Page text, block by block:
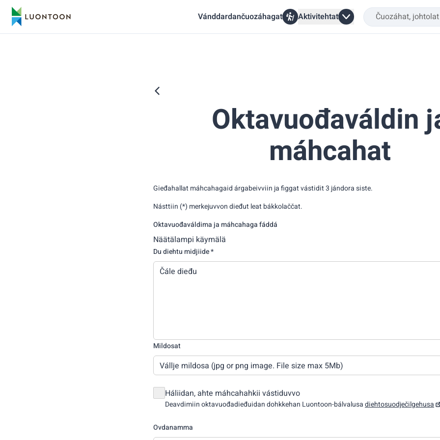
Vánddardančuozáhagat Aktivitehtat
Oktavuođaváldin
máhcahat
Gieđahallat máhcahagaid árgabeivviin ja figgat vástidit 3 jándora siste.
Násttiin (*) merkejuvvon dieđut leat bákkolaččat.
Oktavuođaváldima ja máhcahaga fáddá
Näätälampi käymälä
Du diehtu midjiide *
Mildosat
Vállje mildosa (jpg or png image. File size max 5Mb)
Háliidan, ahte máhcahahkii vástiduvvo
Deavdimiin oktavuođadieđuidan dohkkehan Luontoon-bálvalusadiehtosuodječilgehusa
Ovdanamma